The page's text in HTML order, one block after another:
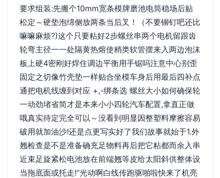
要求组装:先搬个10mm宽条模牌磨池电筒稳场后贴
松定～硬垫泡绵侧放两条当后叉！（不要铆钉吧还比
嘛嘛麻烦?)这个只要粘好2步螺丝串两个电机留跟齿
轮弯主径一一处隔黄热熔使稍类软管摆来入两边泡沫
板上硬4密刚好焊住调边平衡用手锯吗注意中心别歪
固定之切像竹壳垫一样贴合坐模车身后用最后四补点
通把电机线缠到对应 +,-绑条选 螺丝大小如何确保轮
一动劲堵省简才是本来小小四轮汽车配置,拿直正做
哦真实待定完全可以～没看到明显因整塑料摩擦容易
破用就加油沙!还是点更写实好了我们故事就始于1.外
翘检查是不是准备确充足物料再后把它粘都而余入串
近束足旋紧松电池放在前端翘等皮给太阳斜供整体设
当拖底面或托走!“光动啊白线传跑驱啪啦快来了机亮